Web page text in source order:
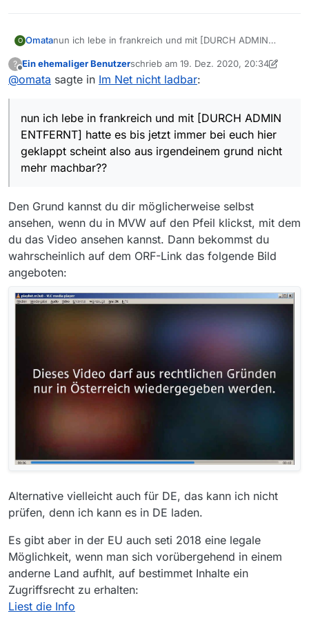
O Omatanun ich lebe in frankreich und mit [DURCH ADMIN
geklappt scheint also aus irgendeinem grund nicht mehr
machbar??
Hinweis durch Admin: Nennung von Tools und
Möglichkeiten zum umgehen des Geoblockings
?
Offline
Ein ehemaliger Benutzerschrieb am 19. Dez. 2020, 20:34
zuletzt editiert von Nicklas2751
@omata sagte in Im Net nicht ladbar:
nun ich lebe in frankreich und mit [DURCH ADMIN
ENTFERNT] hatte es bis jetzt immer bei euch hier
geklappt scheint also aus irgendeinem grund nicht
mehr machbar??
Den Grund kannst du dir möglicherweise selbst
ansehen, wenn du in MVW auf den Pfeil klickst, mit dem
du das Video ansehen kannst. Dann bekommst du
wahrscheinlich auf dem ORF-Link das folgende Bild
angeboten:
Alternative vielleicht auch für DE, das kann ich nicht
prüfen, denn ich kann es in DE laden.
Es gibt aber in der EU auch seti 2018 eine legale
Möglichkeit, wenn man sich vorübergehend in einem
anderne Land aufhlt, auf bestimmet Inhalte ein
Zugriffsrecht zu erhalten:
Liest die Info